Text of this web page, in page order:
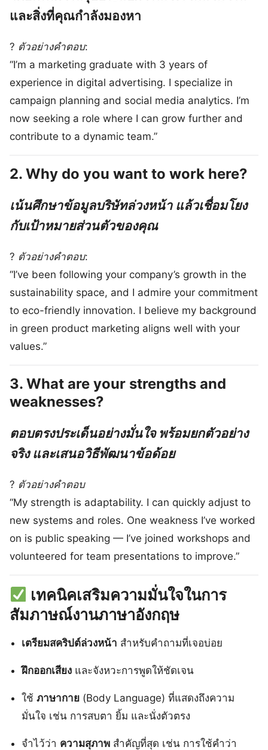
และสิ่งที่คุณกำลังมองหา
? ตัวอย่างคำตอบ:
“I’m a marketing graduate with 3 years of
experience in digital advertising. I specialize in
campaign planning and social media analytics. I’m
now seeking a role where I can grow further and
contribute to a dynamic team.”
2. Why do you want to work here?
เน้นศึกษาข้อมูลบริษัทล่วงหน้า แล้วเชื่อมโยง
กับเป้าหมายส่วนตัวของคุณ
? ตัวอย่างคำตอบ:
“I’ve been following your company’s growth in the
sustainability space, and I admire your commitment
to eco-friendly innovation. I believe my background
in green product marketing aligns well with your
values.”
3. What are your strengths and
weaknesses?
ตอบตรงประเด็นอย่างมั่นใจ พร้อมยกตัวอย่าง
จริง และเสนอวิธีพัฒนาข้อด้อย
? ตัวอย่างคำตอบ
“My strength is adaptability. I can quickly adjust to
new systems and roles. One weakness I’ve worked
on is public speaking — I’ve joined workshops and
volunteered for team presentations to improve.”
เทคนิคเสริมความมั่นใจในการ
สัมภาษณ์งานภาษาอังกฤษ
เตรียมสคริปต์ล่วงหน้า สำหรับคำถามที่เจอบ่อย
ฝึกออกเสียง และจังหวะการพูดให้ชัดเจน
ใช้ภาษากาย (Body Language) ที่แสดงถึงความ
มั่นใจ เช่น การสบตา ยิ้ม และนั่งตัวตรง
จำไว้ว่า ความสุภาพ สำคัญที่สุด เช่น การใช้คำว่า